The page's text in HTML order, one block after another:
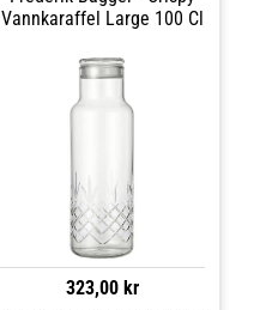
Vannkaraffel Large 100 Cl
323,00 kr